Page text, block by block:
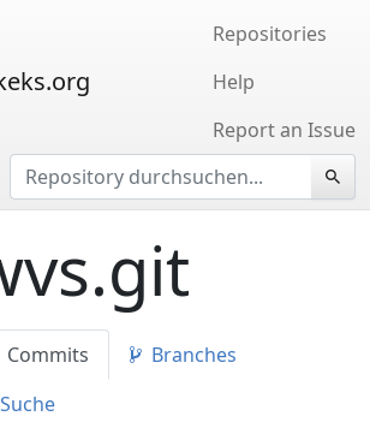
Repositories
Help
Report an Issue
Commits
Branches
Suche